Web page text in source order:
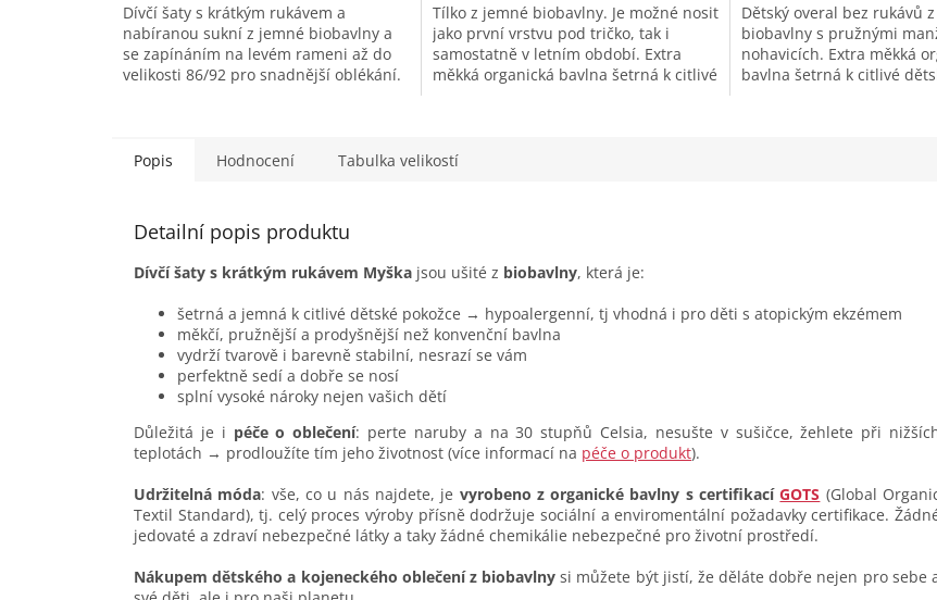
Dívčí šaty s krátkým rukávem a
nabíranou sukní z jemné biobavlny a
se zapínáním na levém rameni až do
velikosti 86/92 pro snadnější oblékání.
Tílko z jemné biobavlny. Je možné nosit
jako první vrstvu pod tričko, tak i
samostatně v letním období. Extra
měkká organická bavlna šetrná k citlivé
z
5
hvězdiček.
Dětský overal bez rukávů
biobavlny s pružnými
nohavicích. Extra měkká
bavlna šetrná k citlivé
Popis Hodnocení Tabulka velikostí
Detailní popis produktu
Dívčí šaty s krátkým rukávem Myška jsou ušité z biobavlny, která je:
šetrná a jemná k citlivé dětské pokožce → hypoalergenní, tj vhodná i pro děti s atopickým ekzémem
měkčí, pružnější a prodyšnější než konvenční bavlna
vydrží tvarově i barevně stabilní, nesrazí se vám
perfektně sedí a dobře se nosí
splní vysoké nároky nejen vašich dětí
Důležitá je i péče o oblečení: perte naruby a na 30 stupňů Celsia, nesušte v sušičce, žehlete při
teplotách → prodloužíte tím jeho životnost (více informací na péče o produkt).
Udržitelná móda: vše, co u nás najdete, je vyrobeno z organické bavlny s certifikacíGOTS (Global
Textil Standard), tj. celý proces výroby přísně dodržuje sociální a enviromentální požadavky certifikace.
jedovaté a zdraví nebezpečné látky a taky žádné chemikálie nebezpečné pro životní prostředí.
Nákupem dětského a kojeneckého oblečení z biobavlny si můžete být jistí, že děláte dobře nejen pro sebe